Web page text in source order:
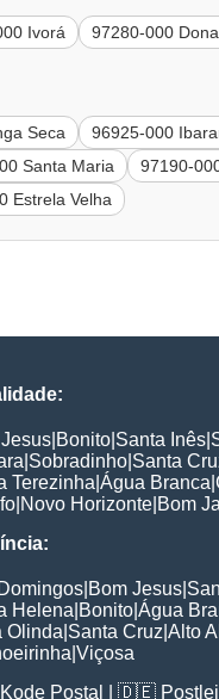
Ivorá 97280-000
Seca 96925-000
Santa Maria 97190-
Estrela Velha
Bonito Santa Inês
Sobradinho Santa
Terezinha Água Branca
Novo Horizonte Bom
Bom Jesus
Helena Bonito Água
Olinda Santa Cruz Alto
Viçosa
Kode Postal | 🇩🇪